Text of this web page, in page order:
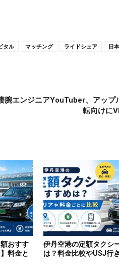
タル マッチング ライドシェア
日
腕エンジニアYouTuber、アップ
転向けに
おすす
料金と
伊丹空港の定額タクシ
は？料金比較やUSJ行